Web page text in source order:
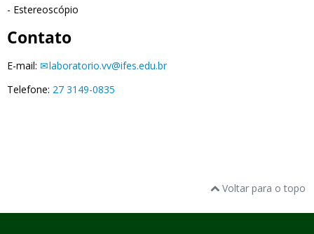
- Estereoscópio
Contato
E-mail:
laboratorio.vv@ifes.edu.br
Telefone: 27 3149-0835
Voltar para o topo